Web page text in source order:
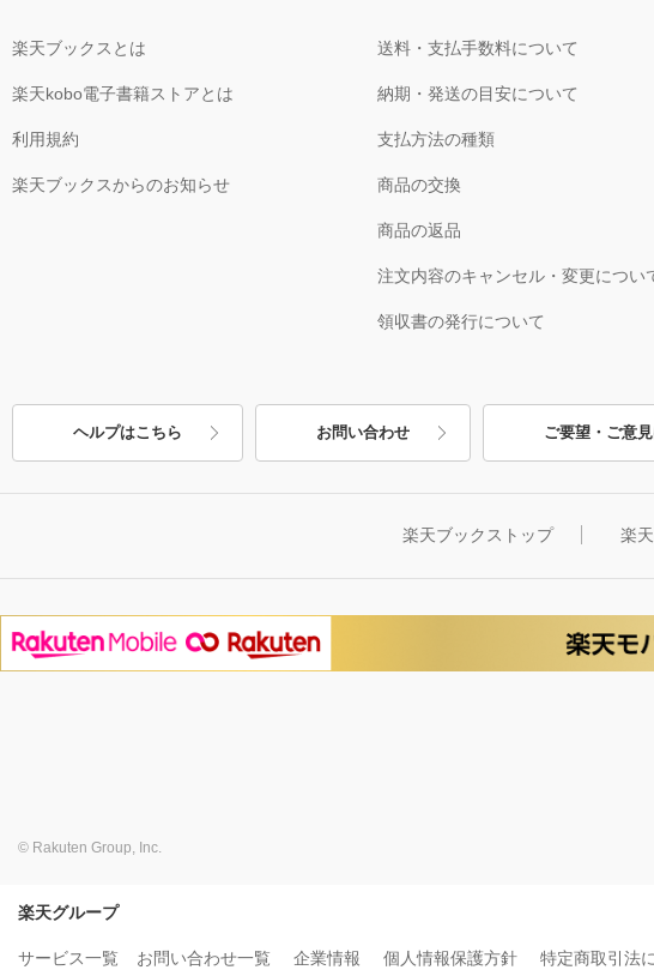
楽天ブックスとは
楽天kobo電子書籍ストアとは
利用規約
楽天ブックスからのお知らせ
送料・支払手数料について
納期・発送の目安について
支払方法の種類
商品の交換
商品の返品
注文内容のキャンセル・変更につい
領収書の発行について
ヘルプはこちら お問い合わせ ご要望・ご意
楽天ブックストップ 楽
© Rakuten Group, Inc.
楽天グループ
サービス一覧 お問い合わせ一覧 企業情報 個人情報保護方針 特定商取引法